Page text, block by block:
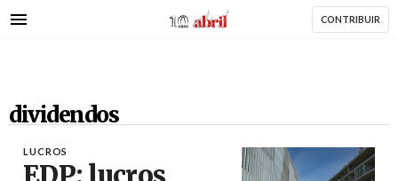
para
AbrilAbril CONTRIBUIR
dividendos
LUCROS